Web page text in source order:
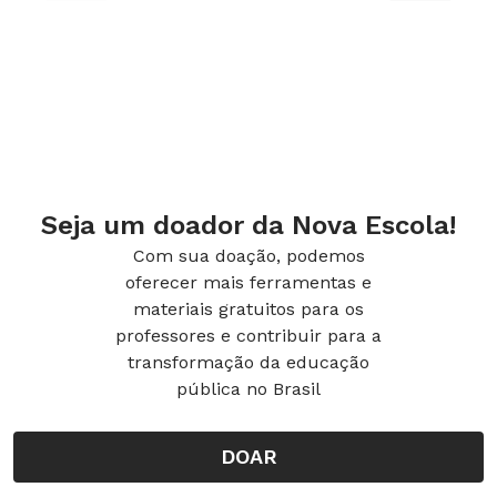
A escola após a pandemia: como
conduzir o retorno às aulas
Quais propostas priorizar, levando em
conta a Base Nacional Comum Curricular
(BNCC)? Como acolher os estudantes
diante das experiências que viveram? De
de professores para fortalecer a escola?
Esse curso busca responder a essas e
Seja um doador da Nova Escola!
Com sua doação, podemos
oferecer mais ferramentas e
materiais gratuitos para os
professores e contribuir para a
transformação da educação
pública no Brasil
DOAR